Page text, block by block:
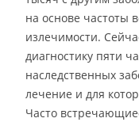
на основе частоты
излечимости.
диагностику пяти
наследственных
лечение и для
Часто